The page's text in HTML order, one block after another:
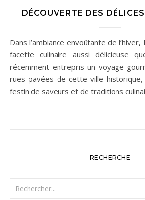
DÉCOUVERTE DES
Dans l’ambiance envoûtante de l’hiver, Le Mans révèle une
facette culinaire aussi délicieuse
récemment entrepris un voyage
rues pavées de cette ville historique,
festin de saveurs et de traditions
RECHERCHE